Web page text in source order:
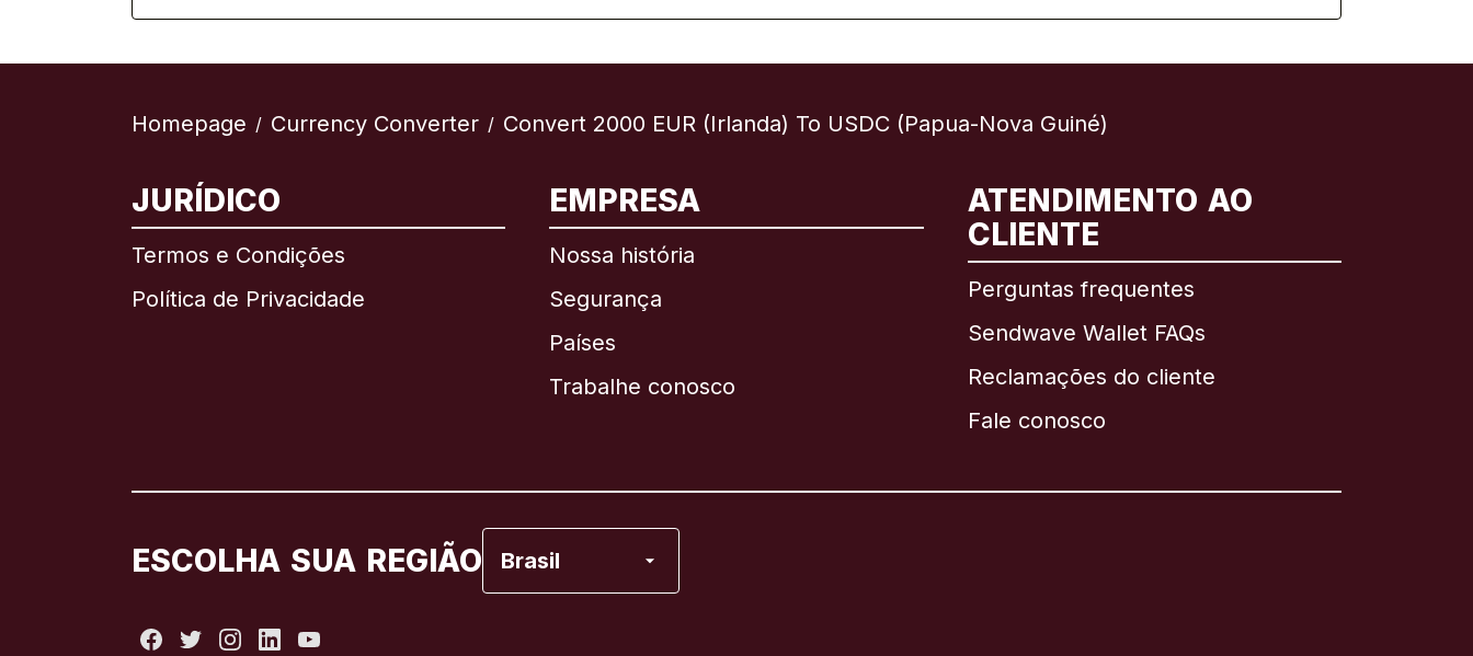
Homepage / Currency Converter / Convert 2000 EUR (Irlanda) To USDC (Papua-Nova Guiné)
JURÍDICO
Termos e Condições
Política de Privacidade
EMPRESA
Nossa história
Segurança
Países
Trabalhe conosco
ATENDIMENTO AO
CLIENTE
Perguntas frequentes
Sendwave Wallet FAQs
Reclamações do cliente
Fale conosco
ESCOLHA SUA REGIÃO Brasil
Internacional English